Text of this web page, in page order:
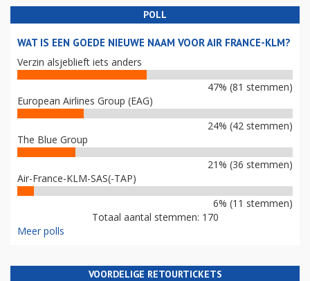
POLL
WAT IS EEN GOEDE NIEUWE NAAM VOOR AIR FRANCE-KLM?
Verzin alsjeblieft iets anders
47% (81 stemmen)
European Airlines Group (EAG)
24% (42 stemmen)
The Blue Group
21% (36 stemmen)
Air-France-KLM-SAS(-TAP)
6% (11 stemmen)
Totaal aantal stemmen: 170
Meer polls
VOORDELIGE RETOURTICKETS